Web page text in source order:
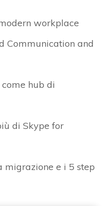
workplace
Communication and
hub di
di Skype for
e i 5 step